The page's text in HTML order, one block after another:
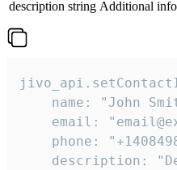
description string Additional
name: "John
email:
phone:
description: